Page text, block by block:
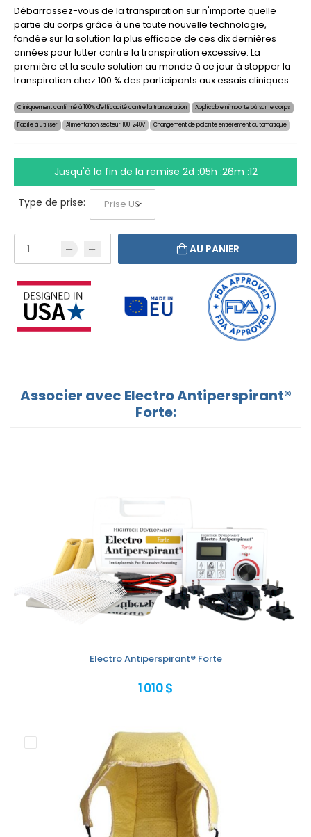
Débarrassez-vous de la transpiration sur n'importe quelle
partie du corps grâce à une toute nouvelle technologie,
fondée sur la solution la plus efficace de ces dix dernières
années pour lutter contre la transpiration excessive. La
première et la seule solution au monde à ce jour à stopper la
transpiration chez 100 % des participants aux essais cliniques.
Cliniquement confirmé à 100% d'efficacité contre la transpiration Applicable n'importe où sur le corps
Facile à utiliser Alimentation secteur 100-240V Changement de polarité entièrement automatique
Jusqu'à la fin de la remise2d :05h :26m :11
Type de prise:
AU PANIER
Associer avec Electro Antiperspirant®
Forte:
Electro Antiperspirant® Forte
1 010 $